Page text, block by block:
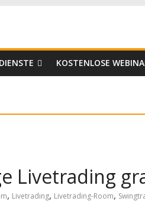
KOSTENLOSE
Livetrading
, Livetrading, Livetrading-Room,